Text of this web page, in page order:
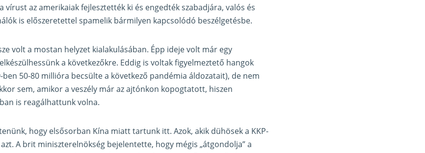
az amerikaiak fejlesztették ki és engedték szabadjára, valós és
is előszeretettel spamelik bármilyen kapcsolódó beszélgetésbe.
volt a mostan helyzet kialakulásában. Épp ideje volt már egy
a következőkre. Eddig is voltak figyelmeztető hangok
ben 50-80 millióra becsülte a következő pandémia áldozatait), de nem
sem, amikor a veszély már az ajtónkon kopogtatott, hiszen
is reagálhattunk volna.
hogy elsősorban Kína miatt tartunk itt. Azok, akik dühösek a KKP-
A brit miniszterelnökség bejelentette, hogy mégis „átgondolja” a